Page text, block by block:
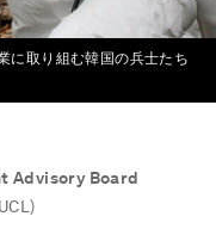
に取り組む韓国の兵士たち
Advisory Board